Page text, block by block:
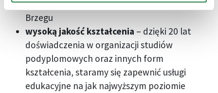
Szkoła Humanistyczno-Ekonomiczna w
Brzegu
wysoką jakość kształcenia – dzięki 20 lat
doświadczenia w organizacji studiów
podyplomowych oraz innych form
kształcenia, staramy się zapewnić usługi
edukacyjne na jak najwyższym poziomie